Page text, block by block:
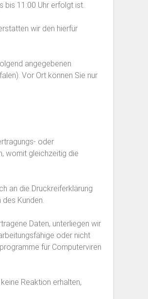
bis 11:00 Uhr erfolgt ist.
wir den hierfür
angegebenen
Vor Ort können Sie nur
oder
womit gleichzeitig die
an die Druckreiferklärung
Kunden.
Daten, unterliegen wir
oder nicht
für Computerviren
Reaktion erhalten,